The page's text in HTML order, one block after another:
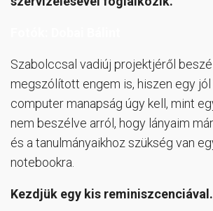
Szabolccsal vadiúj projektjéről
megszólított engem is, hiszen egy
computer manapság úgy kell, mint
nem beszélve arról, hogy lányaim
és a tanulmányaikhoz szükség van
notebookra.
Kezdjük egy kis